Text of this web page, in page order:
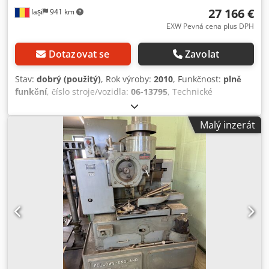
Iași 941 km 27 166 €
EXW Pevná cena plus DPH
Dotazovat se Zavolat
Stav: dobrý (použitý), Rok výroby: 2010, Funkčnost: plně
funkční, číslo stroje/vozidla: 06-13795, Technické
vlastnosti: Pracovní oblast - Zdvih: 160 mm - Minimální
vzdálenost mezi osou stolu a vřetenem: -30 mm -
Maximální vzdálenost mezi osou stolu a vřetenem: +150
mm - Minimální vzdálenost mezi povrchem stolu a
vřetenem frézy: 275 mm - Maximální vzdálenost mezi
povrchem stolu a vřetenem frézy: 345 mm - Ruční příčný
posuv stojanu: ±20 mm - Vnější průměr: 250 mm - Průměr
otvoru: 100 H7 mm Obrobek - Maximální jmenovitý modul
(v oceli s pevností cca 600 N/mm²): 3 mm - Minimální
roztečný průměr (vnitřní ozubení): 60 + d0s mm -
Maximální vnější průměr (vnitřní ozubení): 280 mm -
Maximální šířka ozubeného pásu: 42 mm - Maximální délka
zdvihu pro řezání zubů: 50 mm - Maximální pojízd vzdvihu
Malý inzerát